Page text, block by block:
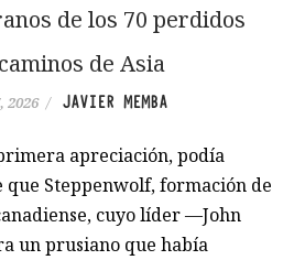
de los 70 perdidos
de Asia
2026 / JAVIER MEMBA
apreciación, podía
que Steppenwolf, formación de
cuyo líder —John
un prusiano que había